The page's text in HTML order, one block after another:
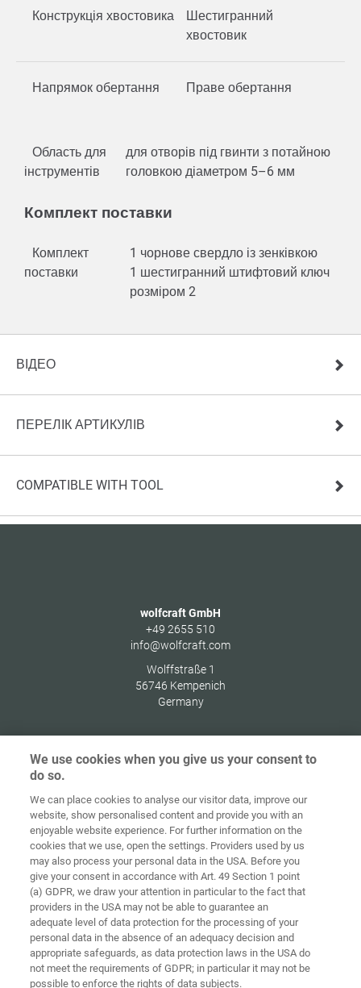
Конструкція хвостовика
Шестигранний
хвостовик
Напрямок обертання Праве обертання
Область для
інструментів
для отворів під гвинти з потайною
головкою діаметром 5–6 мм
Комплект поставки
Комплект
поставки
1 чорнове свердло із зенківкою
1 шестигранний штифтовий ключ
розміром 2
ВІДЕО
ПЕРЕЛІК АРТИКУЛІВ
COMPATIBLE WITH TOOL
wolfcraft GmbH
+49 2655 510
info@wolfcraft.com
Wolffstraße 1
56746 Kempenich
Germany
сторінка Контакт Вихідні дані Захист даних
Загальні
комерційні
умови
Правила по
файлах
«cookie» Вхід
Accessibility
Statement
Налаштування файлів "cookie"
We use cookies when you give us your consent to
do so.
We can place cookies to analyse our visitor data, improve our
website, show personalised content and provide you with an
enjoyable website experience. For further information on the
cookies that we use, open the settings. Providers used by us
may also process your personal data in the USA. Before you
give your consent in accordance with Art. 49 Section 1 point
(a) GDPR, we draw your attention in particular to the fact that
providers in the USA may not be able to guarantee an
adequate level of data protection for the processing of your
personal data in the absence of an adequacy decision and
appropriate safeguards, as data protection laws in the USA do
not meet the requirements of GDPR; in particular it may not be
possible to enforce the rights of data subjects.